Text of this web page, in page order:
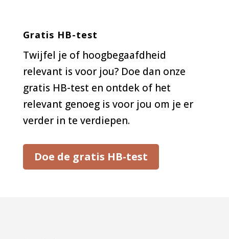
Gratis HB-test
Twijfel je of hoogbegaafdheid
relevant is voor jou? Doe dan onze
gratis HB-test en ontdek of het
relevant genoeg is voor jou om je er
verder in te verdiepen.
Doe de gratis HB-test